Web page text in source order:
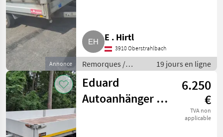
Annonce
E . Hirtl
3910 Oberstrahlbach
Remorques /
Remorques de
voitures
19 jours en ligne
Eduard
Autoanhänger 5
6.250
€
TVA non
applicable